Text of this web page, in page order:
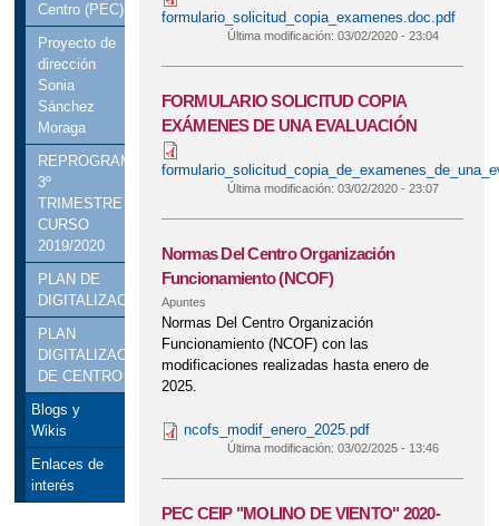
Centro (PEC)
Proyecto de
dirección
Sonia
Sánchez
Moraga
REPROGRAMACIONES
3º
TRIMESTRE
CURSO
2019/2020
PLAN DE
DIGITALIZACIÓN
PLAN
DIGITALIZACION
DE CENTRO
Blogs y
Wikis
Enlaces de
interés
formulario_solicitud_copia_examenes.doc.pdf
Última modificación:03/02/2020 - 23:04
FORMULARIO SOLICITUD COPIA
EXÁMENES DE UNA EVALUACIÓN
Última modificación:03/02/2020 - 23:07
Normas Del Centro Organización
Funcionamiento (NCOF)
Apuntes
Normas Del Centro Organización
Funcionamiento (NCOF) con las
modificaciones realizadas hasta enero de
2025.
ncofs_modif_enero_2025.pdf
Última modificación:03/02/2025 - 13:46
PEC CEIP "MOLINO DE VIENTO" 2020-